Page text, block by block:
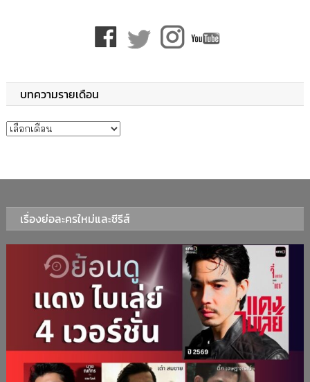
บทความรายเดือน
บทความรายเดือน
เรื่องย่อละครใหม่และซีรีส์